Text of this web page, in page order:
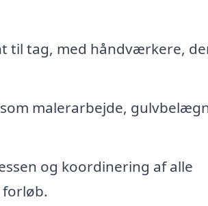
til tag, med håndværkere,
malerarbejde,
og koordinering af alle